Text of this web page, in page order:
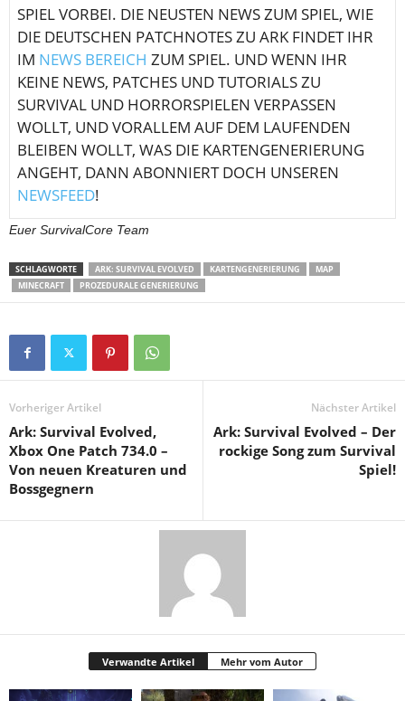
SPIEL VORBEI. DIE NEUSTEN NEWS ZUM SPIEL, WIE
DIE DEUTSCHEN PATCHNOTES ZU ARK FINDET IHR
IM NEWS BEREICH ZUM SPIEL. UND WENN IHR
KEINE NEWS, PATCHES UND TUTORIALS ZU
SURVIVAL UND HORRORSPIELEN VERPASSEN
WOLLT, UND VORALLEM AUF DEM LAUFENDEN
BLEIBEN WOLLT, WAS DIE KARTENGENERIERUNG
ANGEHT, DANN ABONNIERT DOCH UNSEREN
NEWSFEED!
Euer SurvivalCore Team
SCHLAGWORTE ARK: SURVIVAL EVOLVED KARTENGENERIERUNG
MAP
MINECRAFT
PROZEDURALE GENERIERUNG
Vorheriger Artikel
Ark: Survival Evolved,
Xbox One Patch 734.0 –
Von neuen Kreaturen und
Bossgegnern
Nächster Artikel
Ark: Survival Evolved – Der
rockige Song zum Survival
Spiel!
Verwandte Artikel Mehr vom Autor